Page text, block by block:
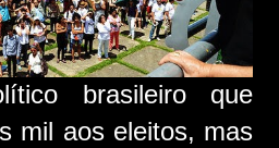
brasileiro que
mil aos eleitos, mas